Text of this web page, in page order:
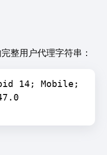
整用户代理字符串：
14; Mobile;